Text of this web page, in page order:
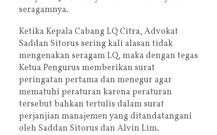
seragamnya.
Ketika Kepala Cabang LQ Citra, Advokat
Saddan Sitorus sering kali alasan tidak
mengenakan seragam LQ, maka dengan tegas
Ketua Pengurus memberikan surat
peringatan pertama dan menegur agar
mematuhi peraturan karena peraturan
tersebut bahkan tertulis dalam surat
perjanjian manajemen yang ditandatangani
oleh Saddan Sitorus dan Alvin Lim.